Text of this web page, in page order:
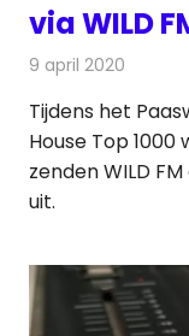
via WILD
9 april 2020
Tijdens het
House Top
zenden WILD
uit.